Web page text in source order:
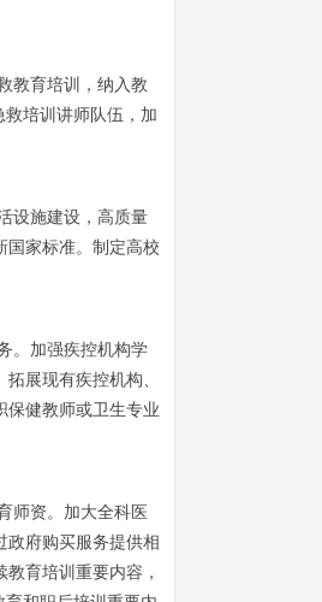
教育培训，纳入教
培训讲师队伍，加
设施建设，高质量
国家标准。制定高校
。加强疾控机构学
展现有疾控机构、
保健教师或卫生专业
师资。加大全科医
政府购买服务提供相
育培训重要内容，